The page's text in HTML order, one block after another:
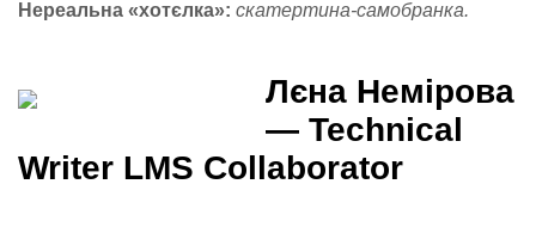
Нереальна «хотєлка»: скатертина-самобранка.
Лєна Немірова
— Technical
Writer LMS Collaborator